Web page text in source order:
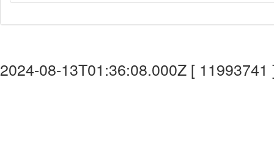
2024-08-13T01:36:08.000Z [ 11993741